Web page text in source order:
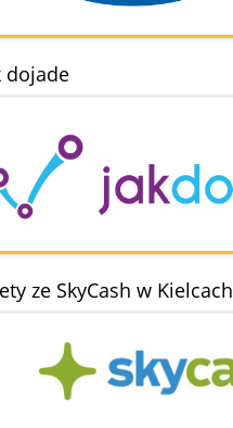
dojade
ze SkyCash w Kielcach